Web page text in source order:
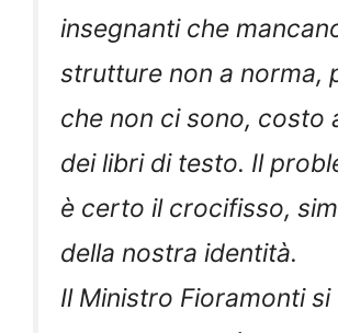
insegnanti che
strutture non a norma,
che non ci sono, costo
dei libri di testo. Il
è certo il crocifisso,
della nostra identità.
Il Ministro Fioramonti si